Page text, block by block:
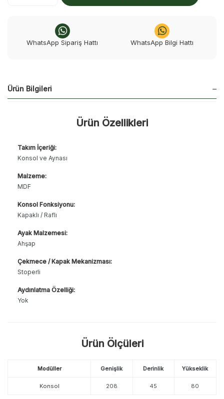
WhatsApp Sipariş Hattı WhatsApp Bilgi Hattı
Ürün Bilgileri
Ürün Özellikleri
Takım İçeriği:
Konsol ve Aynası
Malzeme:
MDF
Konsol Fonksiyonu:
Kapaklı / Raflı
Ayak Malzemesi:
Ahşap
Çekmece / Kapak Mekanizması:
Stoperli
Aydınlatma Özelliği:
Yok
Ürün Ölçüleri
Modüller Genişlik Derinlik Yükseklik
Konsol 208 45 80